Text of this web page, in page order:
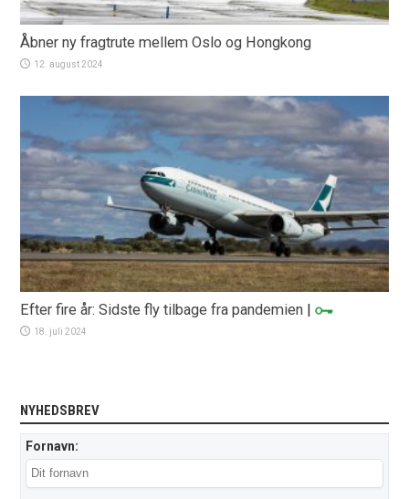
Åbner ny fragtrute mellem Oslo og Hongkong
12. august 2024
Efter fire år: Sidste fly tilbage fra pandemien |
18. juli 2024
NYHEDSBREV
Fornavn: